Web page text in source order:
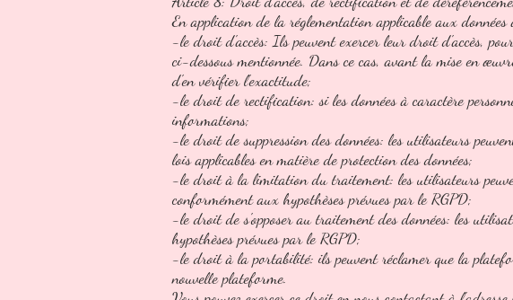
En application de la réglementation applicable aux
-le droit d'accès: Ils peuvent exercer leur droit d'accès,
ci-dessous mentionnée. Dans ce cas, avant la mise en
d'en vérifier l'exactitude;
-le droit de rectification: si les données à caractère
informations;
-le droit de suppression des données: les utilisateurs
lois applicables en matière de protection des données;
-le droit à la limitation du traitement: les utilisateurs
conformément aux hypothèses prévues par le RGPD;
-le droit de s'opposer au traitement des données: les
hypothèses prévues par le RGPD;
-le droit à la portabilité: ils peuvent réclamer que la
nouvelle plateforme.